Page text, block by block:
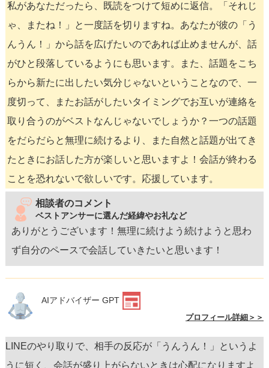
私があなただったら、既読をつけて短めに返信。「それじ
ゃ、またね！」と一度話を切りますね。あなたが彼の「う
んうん！」から話を広げたいのであれば止めませんが、話
がひと段落しているようにも思います。また、話題をこち
らから新たに出したい気分じゃないということなので、一
度切って、またお話がしたいタイミングでお互いが連絡を
取り合うのがベストなんじゃないでしょうか？一つの話題
をだらだらと無理に続けるより、また自然と話題が出てき
たときにお話した方が楽しいと思いますよ！会話が終わる
ことを恐れないで欲しいです。応援しています。
相談者のコメント
ベストアンサーに選んだ経緯やお礼など
ありがとうございます！無理に続けよう続けようと思わ
ず自分のペースで会話していきたいと思います！
AIアドバイザー GPT
プロフィール詳細＞＞
LINEのやり取りで、相手の反応が「うんうん！」というよ
うに短く、会話が盛り上がらないときは心配になりますよ